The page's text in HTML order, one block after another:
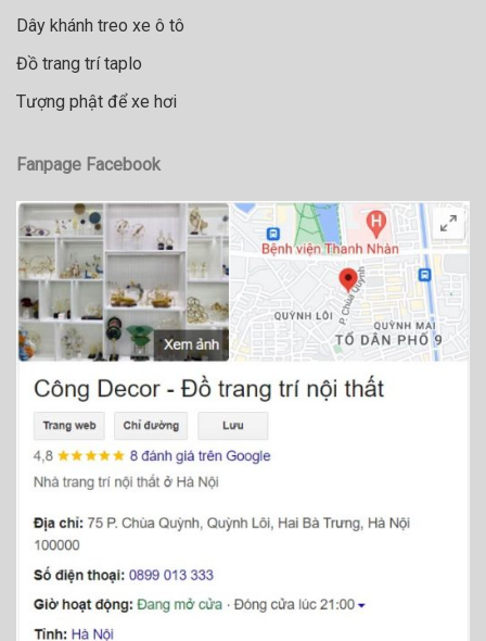
Dây khánh treo xe ô tô
Đồ trang trí taplo
Tượng phật để xe hơi
Fanpage Facebook